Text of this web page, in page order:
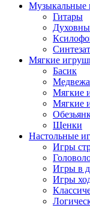
Музыкальные
Гитары
Мягкие
Басик
Мягкие
Мягкие
Щенки
Настольные
Игры
Игры в
Игры